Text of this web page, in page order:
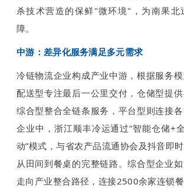
杀技术营造的保鲜"微环境"，为南果北
障。
中游：差异化服务满足多元需求
冷链物流企业构成产业中游，根据服务模
配送型专注最后一公里交付，仓储型提供
综合型整合全链条服务，平台型则连接
企业中，浙江顺丰冷运通过“智能仓储+
动”模式，与省农产品流通协会及抖音即
从田间到餐桌的完整链路。综合型企业
走向产业整合路径，连接2500余家连锁